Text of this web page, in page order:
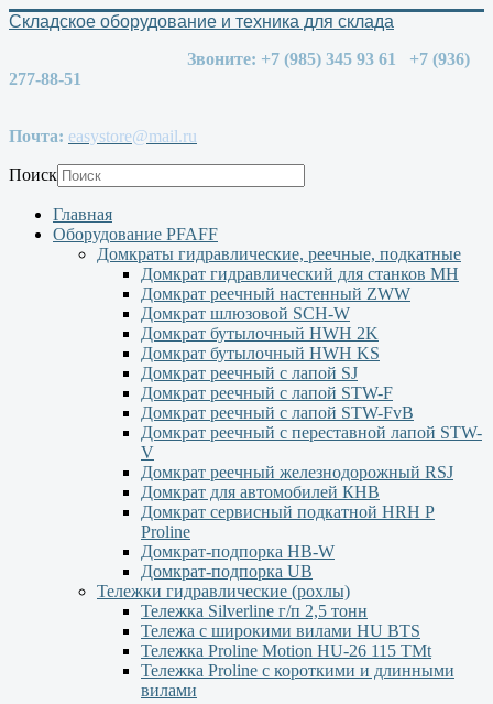
Складское оборудование и техника для склада
Звоните: +7 (985) 345 93 61 +7 (936)
277-88-51
Почта: easystore@mail.ru
Поиск
Главная
Оборудование PFAFF
Домкраты гидравлические, реечные, подкатные
Домкрат гидравлический для станков МН
Домкрат реечный настенный ZWW
Домкрат шлюзовой SCH-W
Домкрат бутылочный HWH 2K
Домкрат бутылочный HWH KS
Домкрат реечный с лапой SJ
Домкрат реечный с лапой STW-F
Домкрат реечный с лапой STW-FvB
Домкрат реечный с переставной лапой STW-
V
Домкрат реечный железнодорожный RSJ
Домкрат для автомобилей КНВ
Домкрат сервисный подкатной НRH P
Proline
Домкрат-подпорка HB-W
Домкрат-подпорка UB
Тележки гидравлические (рохлы)
Тележка Silverline г/п 2,5 тонн
Тележа с широкими вилами HU BTS
Тележка Proline Motion HU-26 115 TMt
Тележка Proline с короткими и длинными
вилами